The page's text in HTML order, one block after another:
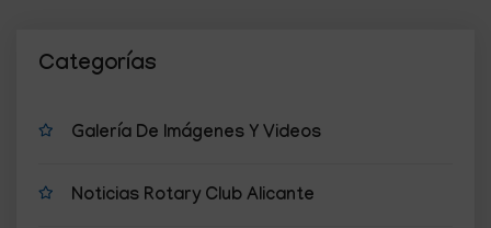
Categorías
Galería De Imágenes Y Videos
Noticias Rotary Club Alicante